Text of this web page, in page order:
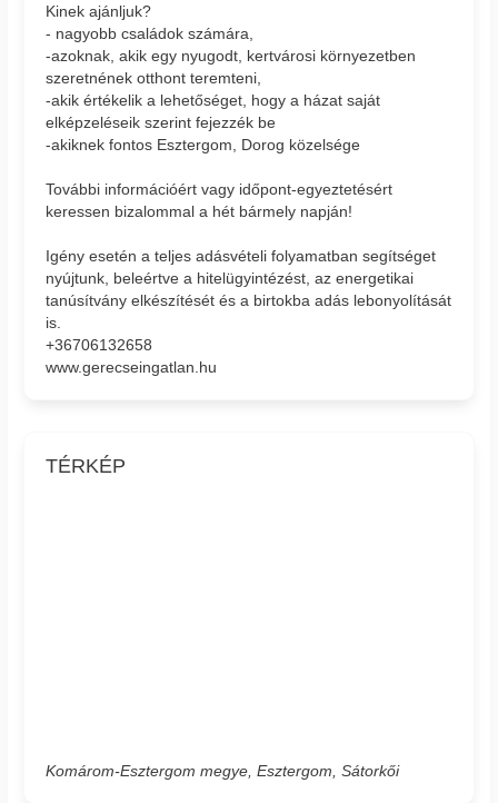
Kinek ajánljuk?
- nagyobb családok számára,
-azoknak, akik egy nyugodt, kertvárosi környezetben
szeretnének otthont teremteni,
-akik értékelik a lehetőséget, hogy a házat saját
elképzeléseik szerint fejezzék be
-akiknek fontos Esztergom, Dorog közelsége
További információért vagy időpont-egyeztetésért
keressen bizalommal a hét bármely napján!
Igény esetén a teljes adásvételi folyamatban segítséget
nyújtunk, beleértve a hitelügyintézést, az energetikai
tanúsítvány elkészítését és a birtokba adás lebonyolítását
is.
+36706132658
www.gerecseingatlan.hu
TÉRKÉP
Komárom-Esztergom megye, Esztergom, Sátorkői